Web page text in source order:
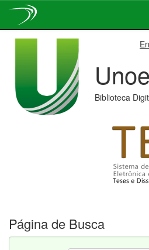
Biblioteca
Página de Busca